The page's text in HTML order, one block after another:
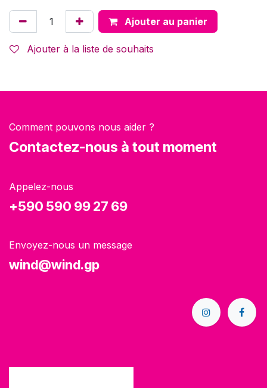
Ajouter au panier
Ajouter à la liste de souhaits
Comment pouvons nous aider ?
Contactez-nous à tout moment
Appelez-nous
+590 590 99 27 69
Envoyez-nous un message
wind@wind.gp